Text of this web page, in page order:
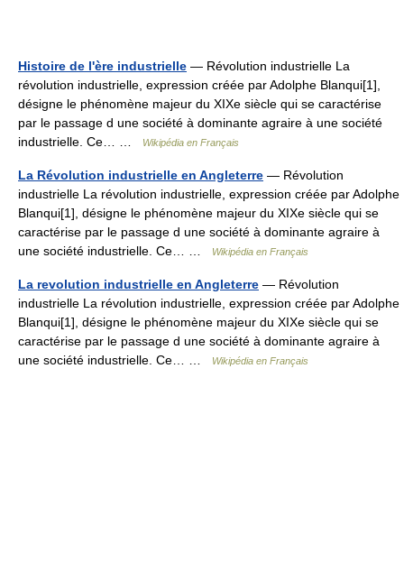
Histoire de l'ère industrielle — Révolution industrielle La
révolution industrielle, expression créée par Adolphe Blanqui[1],
désigne le phénomène majeur du XIXe siècle qui se caractérise
par le passage d une société à dominante agraire à une société
industrielle. Ce… …
Wikipédia en Français
La Révolution industrielle en Angleterre — Révolution
industrielle La révolution industrielle, expression créée par Adolphe
Blanqui[1], désigne le phénomène majeur du XIXe siècle qui se
caractérise par le passage d une société à dominante agraire à
une société industrielle. Ce… …
Wikipédia en Français
La revolution industrielle en Angleterre — Révolution
industrielle La révolution industrielle, expression créée par Adolphe
Blanqui[1], désigne le phénomène majeur du XIXe siècle qui se
caractérise par le passage d une société à dominante agraire à
une société industrielle. Ce… …
Wikipédia en Français